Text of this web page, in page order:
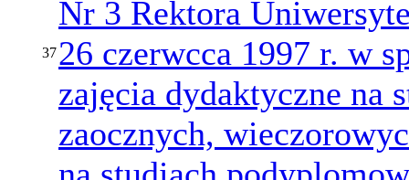
37
Nr 3 Rektora
26 czerwcca 1997 r. w
zajęcia dydaktyczne na
zaocznych,